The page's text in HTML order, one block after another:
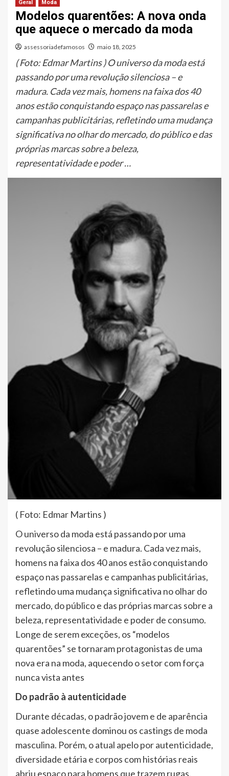
Geral Moda
Modelos quarentões: A nova onda
que aquece o mercado da moda
assessoriadefamosos maio 18, 2025
( Foto: Edmar Martins ) O universo da moda está
passando por uma revolução silenciosa – e
madura. Cada vez mais, homens na faixa dos 40
anos estão conquistando espaço nas passarelas e
campanhas publicitárias, refletindo uma mudança
significativa no olhar do mercado, do público e das
próprias marcas sobre a beleza,
representatividade e poder …
( Foto: Edmar Martins )
O universo da moda está passando por uma
revolução silenciosa – e madura. Cada vez mais,
homens na faixa dos 40 anos estão conquistando
espaço nas passarelas e campanhas publicitárias,
refletindo uma mudança significativa no olhar do
mercado, do público e das próprias marcas sobre a
beleza, representatividade e poder de consumo.
Longe de serem exceções, os “modelos
quarentões” se tornaram protagonistas de uma
nova era na moda, aquecendo o setor com força
nunca vista antes
Do padrão à autenticidade
Durante décadas, o padrão jovem e de aparência
quase adolescente dominou os castings de moda
masculina. Porém, o atual apelo por autenticidade,
diversidade etária e corpos com histórias reais
abriu espaço para homens que trazem rugas,